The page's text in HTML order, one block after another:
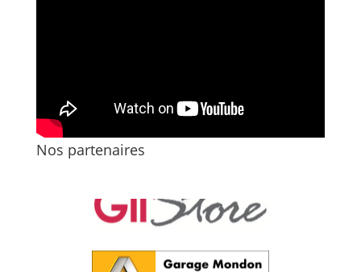
Nos partenaires